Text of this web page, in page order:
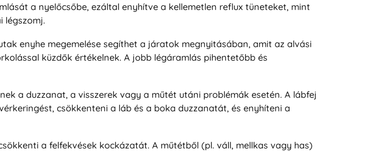
a nyelőcsőbe, ezáltal enyhítve a kellemetlen reflux tüneteket, mint
légszomj.
enyhe megemelése segíthet a járatok megnyitásában, amit az alvási
küzdők értékelnek. A jobb légáramlás pihentetőbb és
a duzzanat, a visszerek vagy a műtét utáni problémák esetén. A lábfej
csökkenteni a láb és a boka duzzanatát, és enyhíteni a
a felfekvések kockázatát. A műtétből (pl. váll, mellkas vagy has)